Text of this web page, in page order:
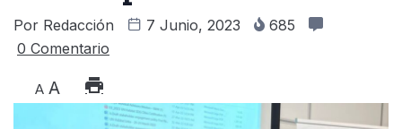
Por Redacción 7 Junio, 2023
685
0 Comentario
A A